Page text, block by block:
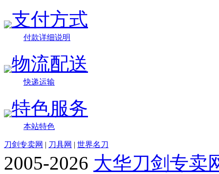
支付方式
付款详细说明
物流配送
快递运输
特色服务
本站特色
刀剑专卖网 | 刀具网 | 世界名刀
2005-2026 大华刀剑专卖